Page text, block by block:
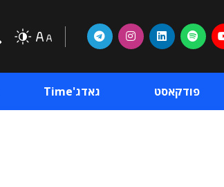
פודקאסט גאדג'Time